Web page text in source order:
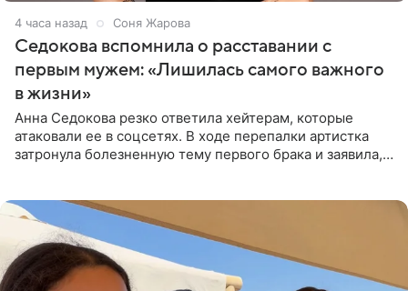
4 часа назад Соня Жарова
Седокова вспомнила о расставании с
первым мужем: «Лишилась самого важного
в жизни»
Анна Седокова резко ответила хейтерам, которые
атаковали ее в соцсетях. В ходе перепалки артистка
затронула болезненную тему первого брака и заявила,